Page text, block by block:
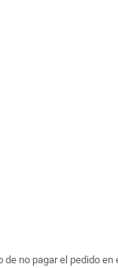
no pagar el pedido en